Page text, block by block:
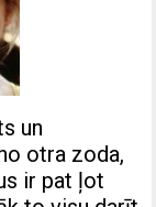
un
otra zoda,
ir pat ļot